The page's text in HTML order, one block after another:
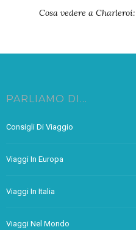
Cosa vedere a
PARLIAMO DI…
Consigli Di Viaggio
Viaggi In Europa
Viaggi In Italia
Viaggi Nel Mondo